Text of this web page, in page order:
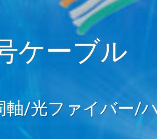
ケーブル
ブル/耐油/UL認証